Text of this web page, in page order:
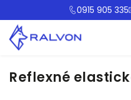
0915 905 335
Reflexné